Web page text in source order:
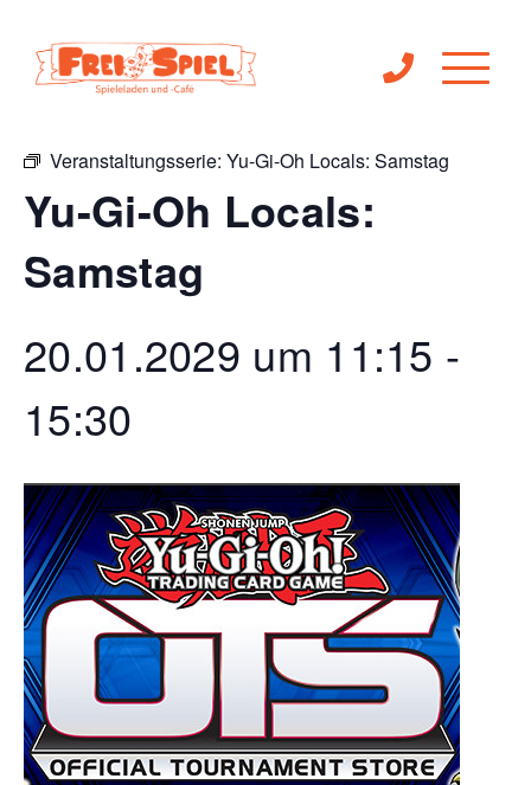
« Alle Veranstaltungen
Veranstaltungsserie: Yu-Gi-Oh Locals: Samstag
Yu-Gi-Oh Locals:
Samstag
20.01.2029 um 11:15 -
15:30